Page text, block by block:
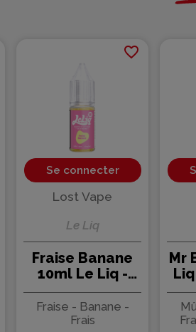
favorite_border
Se connecter
Lost Vape
Le Liq
Fraise Banane
10ml Le Liq -
Lost Vape (10
pièces)
Fraise - Banane -
Frais
Mr